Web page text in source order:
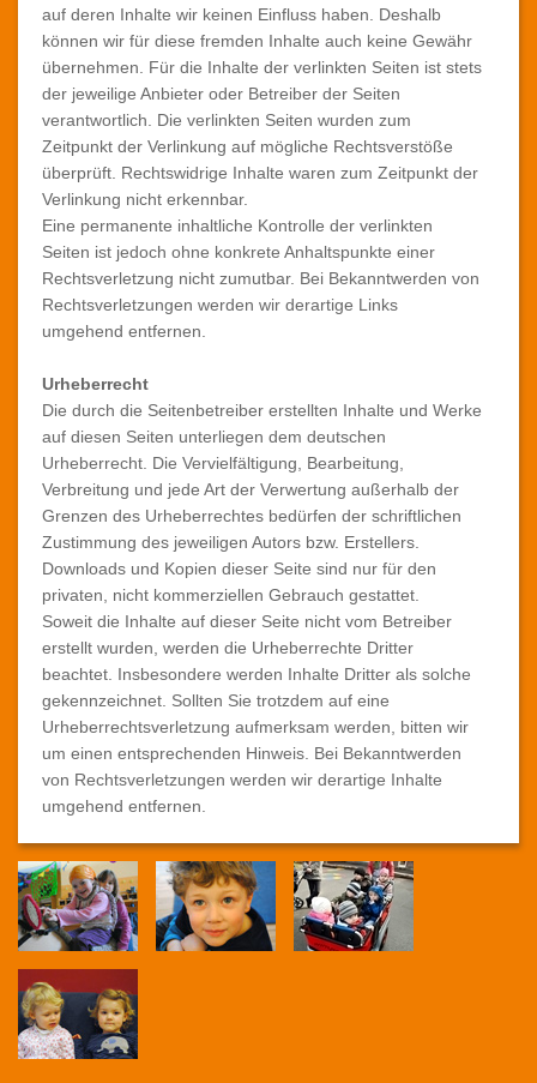
auf deren Inhalte wir keinen Einfluss haben. Deshalb
können wir für diese fremden Inhalte auch keine Gewähr
übernehmen. Für die Inhalte der verlinkten Seiten ist stets
der jeweilige Anbieter oder Betreiber der Seiten
verantwortlich. Die verlinkten Seiten wurden zum
Zeitpunkt der Verlinkung auf mögliche Rechtsverstöße
überprüft. Rechtswidrige Inhalte waren zum Zeitpunkt der
Verlinkung nicht erkennbar.
Eine permanente inhaltliche Kontrolle der verlinkten
Seiten ist jedoch ohne konkrete Anhaltspunkte einer
Rechtsverletzung nicht zumutbar. Bei Bekanntwerden von
Rechtsverletzungen werden wir derartige Links
umgehend entfernen.
Urheberrecht
Die durch die Seitenbetreiber erstellten Inhalte und Werke
auf diesen Seiten unterliegen dem deutschen
Urheberrecht. Die Vervielfältigung, Bearbeitung,
Verbreitung und jede Art der Verwertung außerhalb der
Grenzen des Urheberrechtes bedürfen der schriftlichen
Zustimmung des jeweiligen Autors bzw. Erstellers.
Downloads und Kopien dieser Seite sind nur für den
privaten, nicht kommerziellen Gebrauch gestattet.
Soweit die Inhalte auf dieser Seite nicht vom Betreiber
erstellt wurden, werden die Urheberrechte Dritter
beachtet. Insbesondere werden Inhalte Dritter als solche
gekennzeichnet. Sollten Sie trotzdem auf eine
Urheberrechtsverletzung aufmerksam werden, bitten wir
um einen entsprechenden Hinweis. Bei Bekanntwerden
von Rechtsverletzungen werden wir derartige Inhalte
umgehend entfernen.